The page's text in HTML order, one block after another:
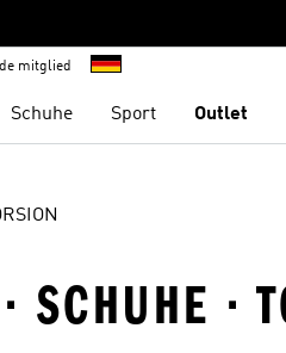
mitglied
Schuhe Sport Outlet
·